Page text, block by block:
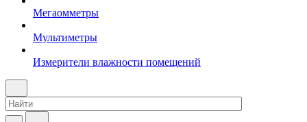
Мегаомметры
Мультиметры
Измерители влажности помещений